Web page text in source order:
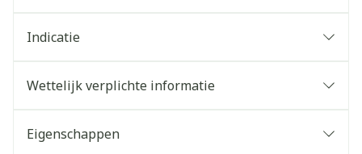
Indicatie
Wettelijk verplichte informatie
Eigenschappen